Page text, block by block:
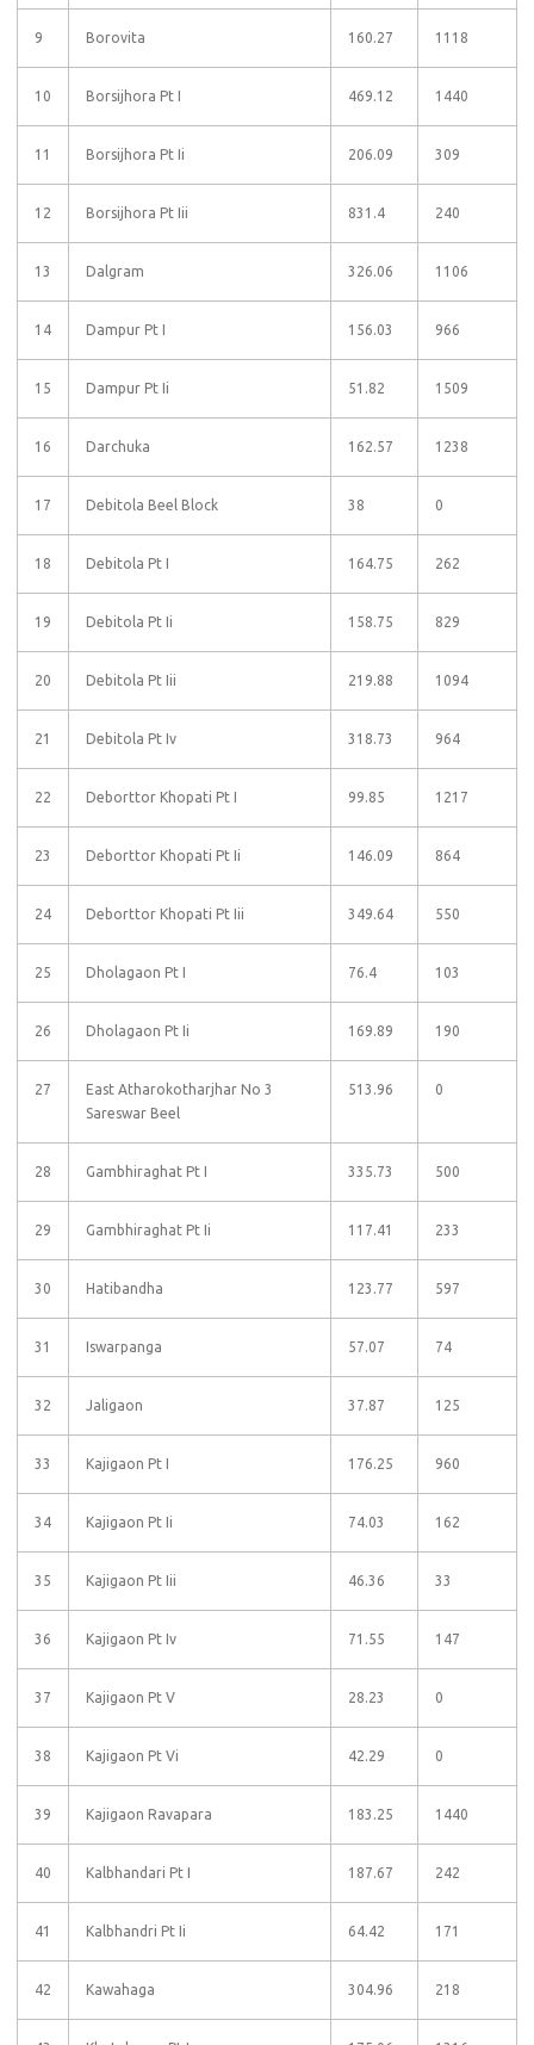
9 Borovita 160.27 1118
10 Borsijhora Pt I 469.12 1440
11 Borsijhora Pt Ii 206.09 309
12 Borsijhora Pt Iii 831.4 240
13 Dalgram 326.06 1106
14 Dampur Pt I 156.03 966
15 Dampur Pt Ii 51.82 1509
16 Darchuka 162.57 1238
17 Debitola Beel Block 38 0
18 Debitola Pt I 164.75 262
19 Debitola Pt Ii 158.75 829
20 Debitola Pt Iii 219.88 1094
21 Debitola Pt Iv 318.73 964
22 Deborttor Khopati Pt I 99.85 1217
23 Deborttor Khopati Pt Ii 146.09 864
24 Deborttor Khopati Pt Iii 349.64 550
25 Dholagaon Pt I 76.4 103
26 Dholagaon Pt Ii 169.89 190
27
East Atharokotharjhar No 3
Sareswar Beel
513.96 0
28 Gambhiraghat Pt I 335.73 500
29 Gambhiraghat Pt Ii 117.41 233
30 Hatibandha 123.77 597
31 Iswarpanga 57.07 74
32 Jaligaon 37.87 125
33 Kajigaon Pt I 176.25 960
34 Kajigaon Pt Ii 74.03 162
35 Kajigaon Pt Iii 46.36 33
36 Kajigaon Pt Iv 71.55 147
37 Kajigaon Pt V 28.23 0
38 Kajigaon Pt Vi 42.29 0
39 Kajigaon Ravapara 183.25 1440
40 Kalbhandari Pt I 187.67 242
41 Kalbhandri Pt Ii 64.42 171
42 Kawahaga 304.96 218